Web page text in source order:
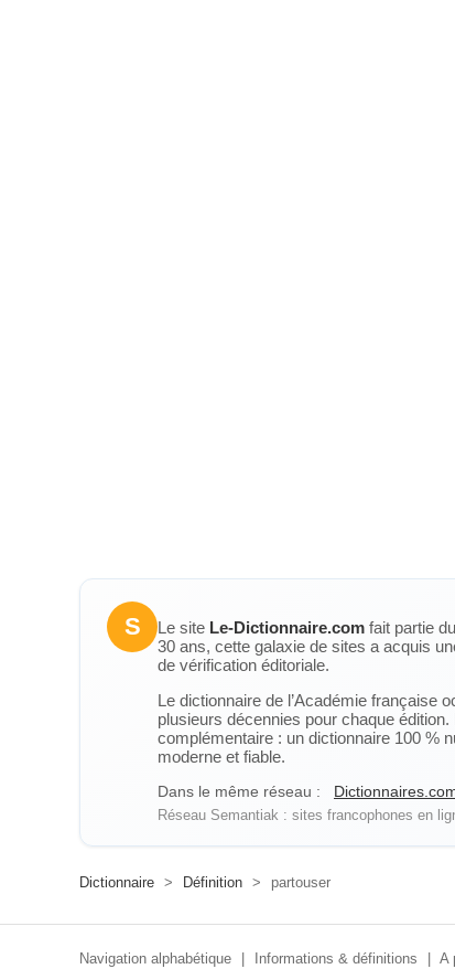
S Le site Le-Dictionnaire.com fait partie
30 ans, cette galaxie de sites a acquis
de vérification éditoriale.
Le dictionnaire de l’Académie française
plusieurs décennies pour chaque
complémentaire : un dictionnaire 100 %
moderne et fiable.
Dans le même réseau :
Réseau Semantiak : sites francophones en
Dictionnaire > Définition > partouser
Navigation alphabétique Informations & définitions A